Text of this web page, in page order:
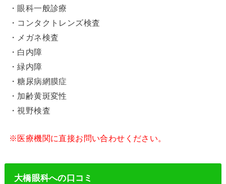
・眼科一般診療
・コンタクトレンズ検査
・メガネ検査
・白内障
・緑内障
・糖尿病網膜症
・加齢黄斑変性
・視野検査
※医療機関に直接お問い合わせください。
大橋眼科への口コミ